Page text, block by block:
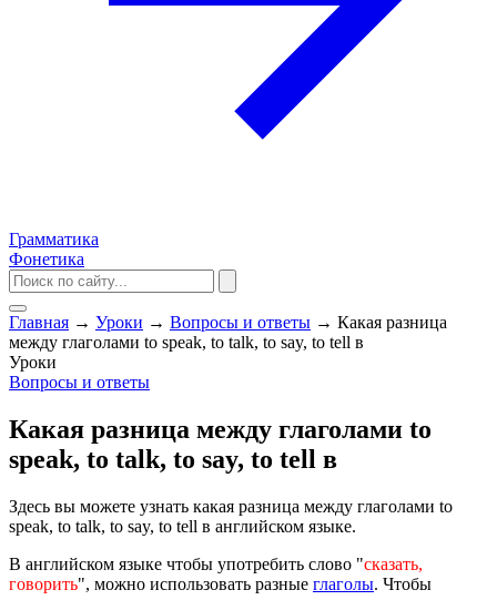
Грамматика
Фонетика
Главная → Уроки → Вопросы и ответы → Какая разница
между глаголами to speak, to talk, to say, to tell в
Уроки
Вопросы и ответы
Какая разница между глаголами to
speak, to talk, to say, to tell в
Здесь вы можете узнать какая разница между глаголами to
speak, to talk, to say, to tell в английском языке.
В английском языке чтобы употребить слово "сказать,
говорить", можно использовать разные глаголы. Чтобы